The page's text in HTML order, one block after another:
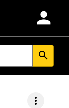
person
search
more_vert